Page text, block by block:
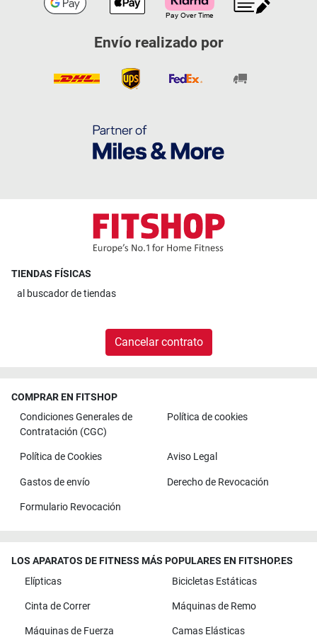
Envío realizado por
TIENDAS FÍSICAS
al buscador de tiendas
Cancelar contrato
COMPRAR EN FITSHOP
Condiciones Generales de
Contratación (CGC)
Política de cookies
Política de Cookies Aviso Legal
Gastos de envío Derecho de Revocación
Formulario Revocación
LOS APARATOS DE FITNESS MÁS POPULARES EN FITSHOP.ES
Elípticas
Bicicletas Estáticas
Cinta de Correr Máquinas de Remo
Máquinas de Fuerza Camas Elásticas